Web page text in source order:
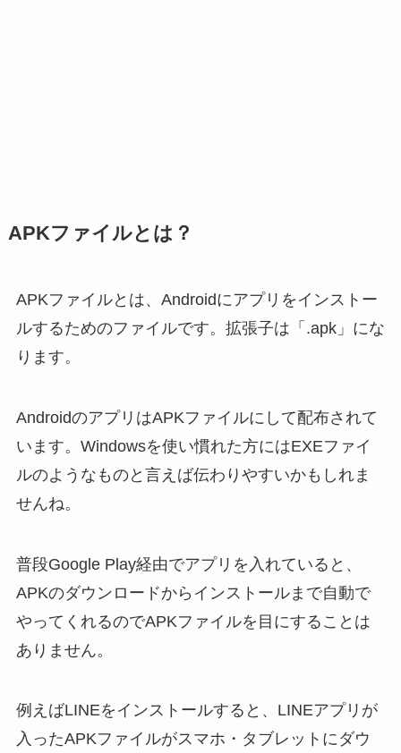
APKファイルとは？
APKファイルとは、Androidにアプリをインストー
ルするためのファイルです。拡張子は「.apk」にな
ります。
AndroidのアプリはAPKファイルにして配布されて
います。Windowsを使い慣れた方にはEXEファイ
ルのようなものと言えば伝わりやすいかもしれま
せんね。
普段Google Play経由でアプリを入れていると、
APKのダウンロードからインストールまで自動で
やってくれるのでAPKファイルを目にすることは
ありません。
例えばLINEをインストールすると、LINEアプリが
入ったAPKファイルがスマホ・タブレットにダウ